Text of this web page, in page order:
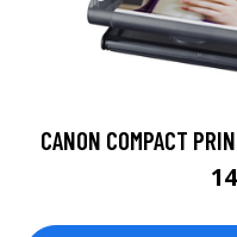
CANON COMPACT